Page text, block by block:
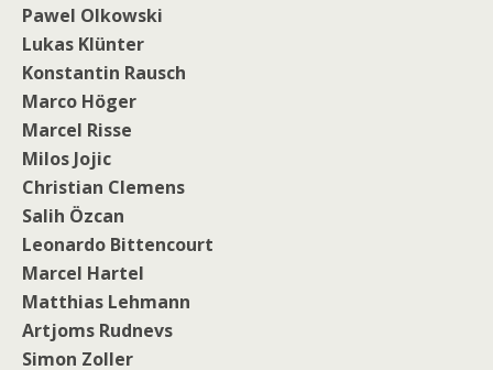
Pawel Olkowski
Lukas Klünter
Konstantin Rausch
Marco Höger
Marcel Risse
Milos Jojic
Christian Clemens
Salih Özcan
Leonardo Bittencourt
Marcel Hartel
Matthias Lehmann
Artjoms Rudnevs
Simon Zoller